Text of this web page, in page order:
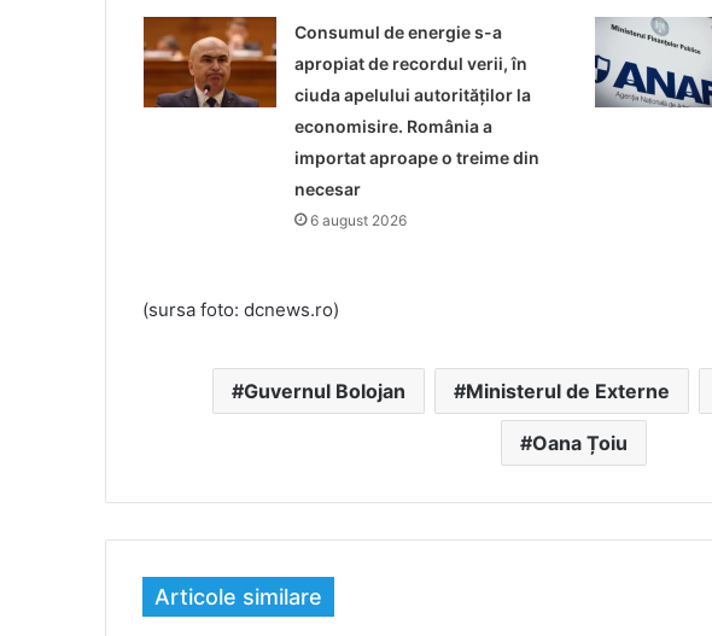
Consumul de energie s-a
apropiat de recordul verii, în
ciuda apelului autorităților la
economisire. România a
importat aproape o treime din
necesar
6 august 2026
(sursa foto: dcnews.ro)
Guvernul Bolojan Ministerul de Externe
Oana Țoiu
Articole similare